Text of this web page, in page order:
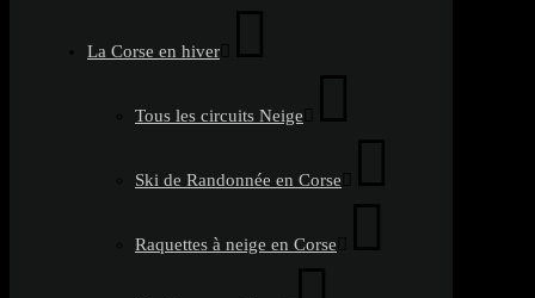
La Corse en hiver
Tous les circuits Neige
Ski de Randonnée en Corse
Raquettes à neige en Corse